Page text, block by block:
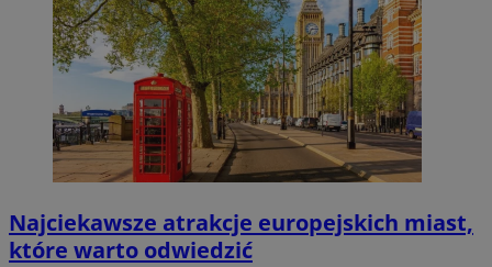
Najciekawsze atrakcje europejskich miast,
które warto odwiedzić